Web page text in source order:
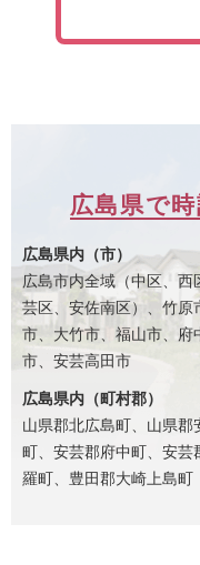
広島県で
広島県内（市）
広島市内全域（中区、
芸区、安佐南区）、竹
市、大竹市、福山市、府
市、安芸高田市
広島県内（町村郡）
山県郡北広島町、山県郡
町、安芸郡府中町、安
羅町、豊田郡大崎上島町